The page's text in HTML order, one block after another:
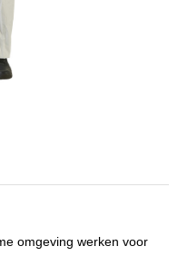
omgeving werken voor